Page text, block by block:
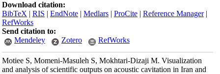
Download citation:
BibTeX |RIS |EndNote |Medlars |ProCite |Reference Manager
RefWorks
Send citation to:
Mendeley
Zotero RefWorks
Motiee S, Momeni-Masuleh S, Mokhtari-Dizaji M. Visualization
and analysis of scientific outputs on acoustic cavitation in Iran and